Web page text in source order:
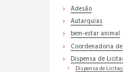
Adesão
Autarquias
bem-estar animal
Coordenadoria
Dispensa de
Dispensa de